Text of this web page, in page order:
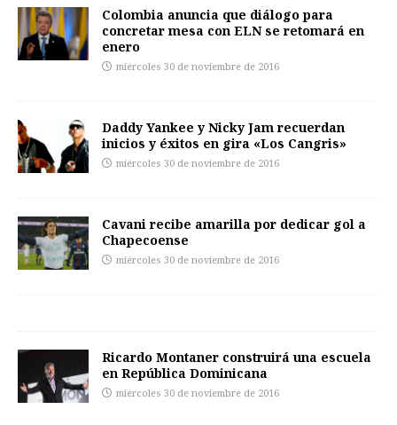
Colombia anuncia que diálogo para
concretar mesa con ELN se retomará en
enero
miércoles 30 de noviembre de 2016
Daddy Yankee y Nicky Jam recuerdan
inicios y éxitos en gira «Los Cangris»
miércoles 30 de noviembre de 2016
Cavani recibe amarilla por dedicar gol a
Chapecoense
miércoles 30 de noviembre de 2016
Ricardo Montaner construirá una escuela
en República Dominicana
miércoles 30 de noviembre de 2016